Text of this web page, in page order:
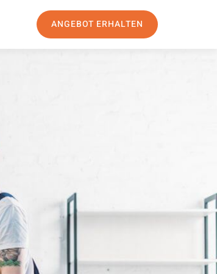
ANGEBOT ERHALTEN